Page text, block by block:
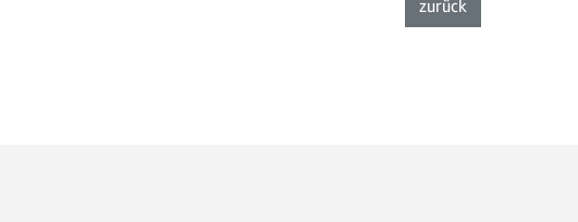
zurückzur Listenansicht